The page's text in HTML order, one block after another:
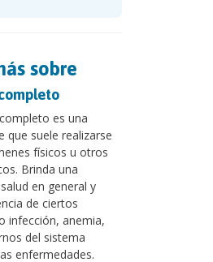
sobre
es una
que suele realizarse
físicos u otros
Brinda una
en general y
de ciertos
infección, anemia,
del sistema
enfermedades.